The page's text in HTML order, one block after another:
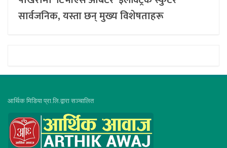
सार्वजनिक, यस्ता छन् मुख्य विशेषताहरू
आर्थिक मिडिया प्रा.लि.द्वारा सञ्चालित